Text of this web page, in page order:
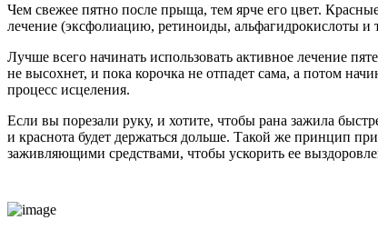
Чем свежее пятно после прыща, тем ярче его цвет.
лечение (эксфолиацию, ретиноиды, альфагидрокислоты и
Лучше всего начинать использовать активное лечение
не высохнет, и пока корочка не отпадет сама, а потом
процесс исцеления.
Если вы порезали руку, и хотите, чтобы рана зажила
и краснота будет держаться дольше. Такой же принцип
заживляющими средствами, чтобы ускорить ее